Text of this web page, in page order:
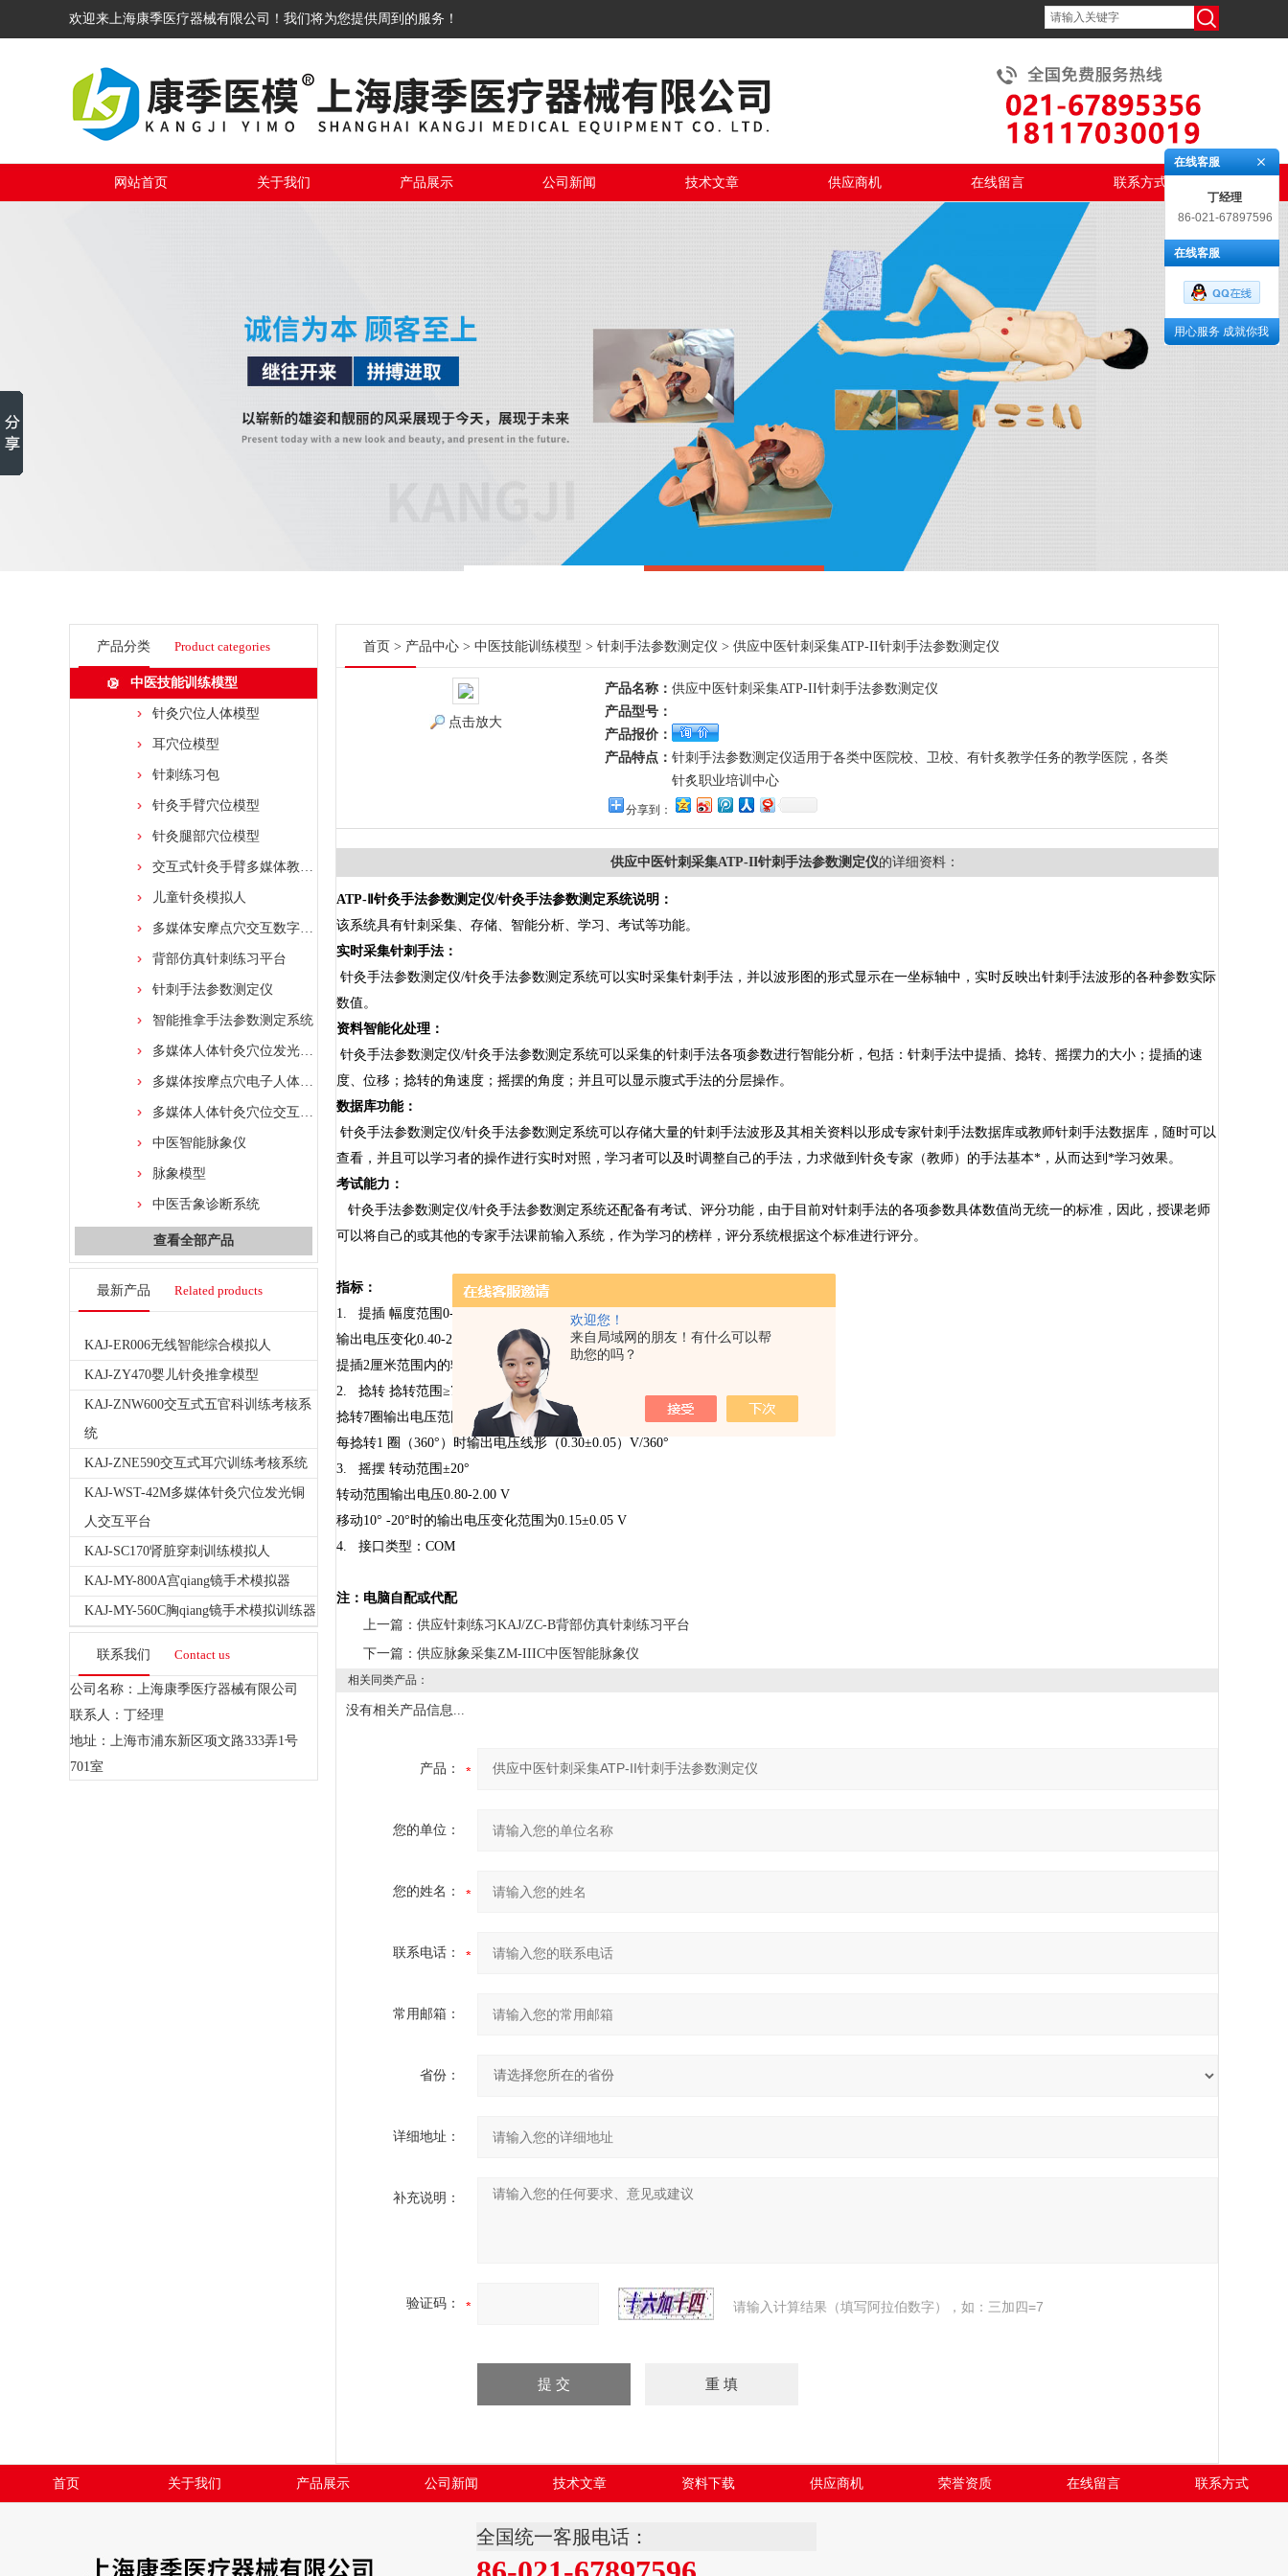
欢迎您！
来自局域网的朋友！有什么可以帮
助您的吗？
欢迎来上海康季医疗器械有限公司！我们将为您提供周到的服务！
网站首页 关于我们 产品展示 公司新闻 技术文章 供应商机 在线留言 联系方式
产品分类 Product categories
中医技能训练模型
针灸穴位人体模型
耳穴位模型
针刺练习包
针灸手臂穴位模型
针灸腿部穴位模型
交互式针灸手臂多媒体教学系统
儿童针灸模拟人
多媒体安摩点穴交互数字平台
背部仿真针刺练习平台
针刺手法参数测定仪
智能推拿手法参数测定系统
多媒体人体针灸穴位发光模型
多媒体按摩点穴电子人体模型
多媒体人体针灸穴位交互数字平台
中医智能脉象仪
脉象模型
中医舌象诊断系统
查看全部产品
最新产品 Related products
KAJ-ER006无线智能综合模拟人
KAJ-ZY470婴儿针灸推拿模型
KAJ-ZNW600交互式五官科训练考核系
统
KAJ-ZNE590交互式耳穴训练考核系统
KAJ-WST-42M多媒体针灸穴位发光铜
人交互平台
KAJ-SC170肾脏穿刺训练模拟人
KAJ-MY-800A宫qiang镜手术模拟器
KAJ-MY-560C胸qiang镜手术模拟训练器
联系我们 Contact us
公司名称：上海康季医疗器械有限公司
联系人：丁经理
地址：上海市浦东新区项文路333弄1号
701室
首页 > 产品中心 > 中医技能训练模型 > 针刺手法参数测定仪 > 供应中医针刺采集ATP-II针刺手法参数测定仪
点击放大
产品名称： 供应中医针刺采集ATP-II针刺手法参数测定仪
产品型号：
产品报价：
产品特点： 针刺手法参数测定仪适用于各类中医院校、卫校、有针炙教学任务的教学医院，各类
针炙职业培训中心
分享到：
供应中医针刺采集ATP-II针刺手法参数测定仪的详细资料：
ATP-Ⅱ针灸手法参数测定仪/针灸手法参数测定系统说明：
该系统具有针刺采集、存储、智能分析、学习、考试等功能。
实时采集针刺手法：
针灸手法参数测定仪/针灸手法参数测定系统可以实时采集针刺手法，并以波形图的形式显示在一坐标轴中，实时反映出针刺手法波形的各种参数实际
数值。
资料智能化处理：
针灸手法参数测定仪/针灸手法参数测定系统可以采集的针刺手法各项参数进行智能分析，包括：针刺手法中提插、捻转、摇摆力的大小；提插的速
度、位移；捻转的角速度；摇摆的角度；并且可以显示腹式手法的分层操作。
数据库功能：
针灸手法参数测定仪/针灸手法参数测定系统可以存储大量的针刺手法波形及其相关资料以形成专家针刺手法数据库或教师针刺手法数据库，随时可以
查看，并且可以学习者的操作进行实时对照，学习者可以及时调整自己的手法，力求做到针灸专家（教师）的手法基本*，从而达到*学习效果。
考试能力：
针灸手法参数测定仪/针灸手法参数测定系统还配备有考试、评分功能，由于目前对针刺手法的各项参数具体数值尚无统一的标准，因此，授课老师
可以将自己的或其他的专家手法课前输入系统，作为学习的榜样，评分系统根据这个标准进行评分。
指标：
1. 提插 幅度范围0-18mm
输出电压变化0.40-2.80V
提插2厘米范围内的输出电压线形度 （0.50±0.05）V/4 mm
2. 捻转 捻转范围≥7圈
捻转7圈输出电压范围1.0-2.8 V
每捻转1 圈（360°）时输出电压线形（0.30±0.05）V/360°
3. 摇摆 转动范围±20°
转动范围输出电压0.80-2.00 V
移动10° -20°时的输出电压变化范围为0.15±0.05 V
4. 接口类型：COM
注：电脑自配或代配
上一篇： 供应针刺练习KAJ/ZC-B背部仿真针刺练习平台
下一篇： 供应脉象采集ZM-IIIC中医智能脉象仪
相关同类产品：
没有相关产品信息...
产品：
您的单位：
您的姓名：
联系电话：
常用邮箱：
省份：
详细地址：
补充说明：
验证码： 请输入计算结果（填写阿拉伯数字），如：三加四=7
首页 关于我们 产品展示 公司新闻 技术文章 资料下载 供应商机 荣誉资质 在线留言 联系方式
全国统一客服电话：
在线客服
丁经理
86-021-67897596
在线客服
用心服务 成就你我